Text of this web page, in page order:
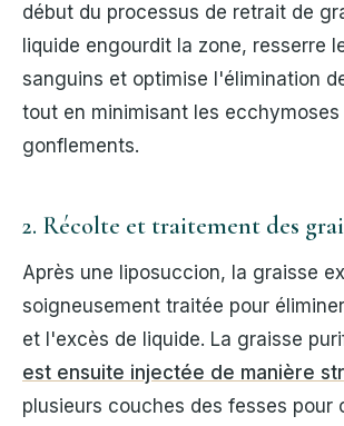
début du processus de retrait de
liquide engourdit la zone, resserre
sanguins et optimise l'élimination
tout en minimisant les ecchymoses
gonflements.
2. Récolte et traitement des
Après une liposuccion, la graisse
soigneusement traitée pour
et l'excès de liquide. La graisse
est ensuite injectée de manière
plusieurs couches des fesses pour